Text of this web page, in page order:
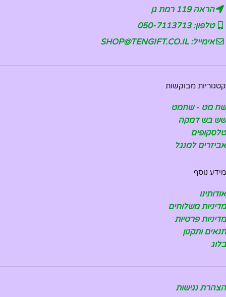
הראה 119 רמת גן
טלפון: 050-7113713
אימייל: SHOP@TENGIFT.CO.IL
קטגוריות מבוקשות
שח מט - שחמט
שש בש דמקה
טלסקופים
אביזרים למנגל
מידע נוסף
אודותינו
מדיניות משלוחים
מדיניות פרטיות
תנאים ותקנון
בלוג
הצהרת נגישות